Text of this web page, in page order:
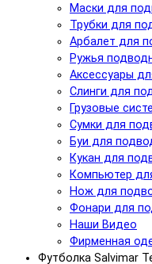
Маски для
Трубки для
Арбалет для
Ружья
Аксессуары
Слинги для
Грузовые
Сумки для
Буи для
Кукан для
Компьютер
Нож для
Фонари для
Наши Видео
Фирменная
Футболка Salvimar